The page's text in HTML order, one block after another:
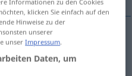
klicken Sie einfach auf den
Hinweise zu der
unserer
unserImpressum.
Daten, um